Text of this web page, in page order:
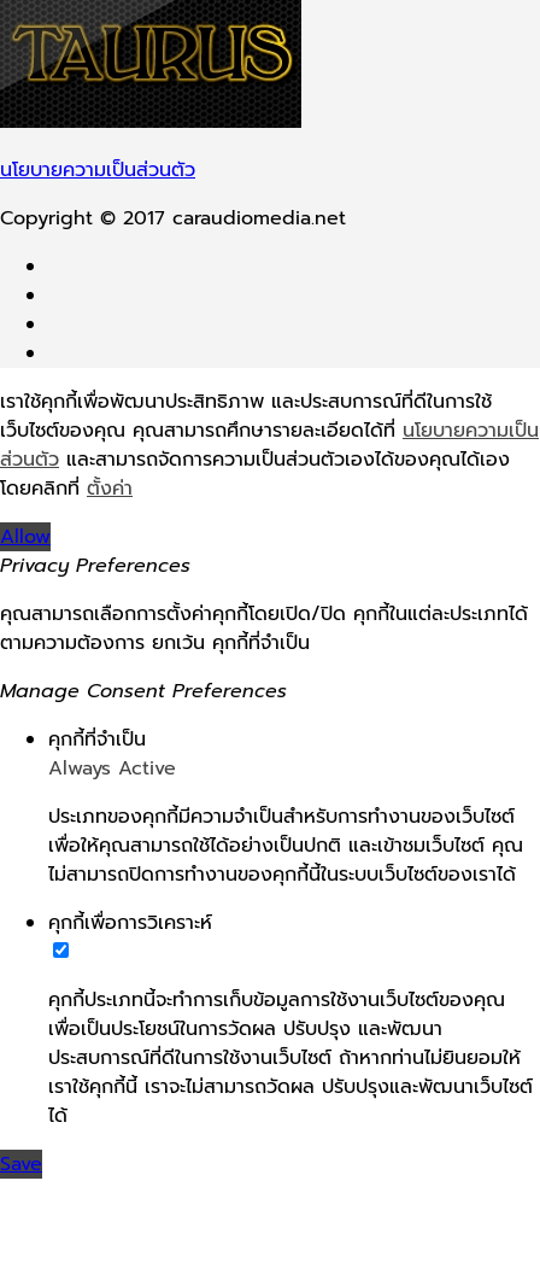
นโยบายความเป็นส่วนตัว
Copyright © 2017 caraudiomedia.net
เราใช้คุกกี้เพื่อพัฒนาประสิทธิภาพ และประสบการณ์ที่ดีในการใช้
เว็บไซต์ของคุณ คุณสามารถศึกษารายละเอียดได้ที่ นโยบายความเป็น
ส่วนตัว และสามารถจัดการความเป็นส่วนตัวเองได้ของคุณได้เอง
โดยคลิกที่ ตั้งค่า
Allow
Privacy Preferences
คุณสามารถเลือกการตั้งค่าคุกกี้โดยเปิด/ปิด คุกกี้ในแต่ละประเภทได้
ตามความต้องการ ยกเว้น คุกกี้ที่จำเป็น
Manage Consent Preferences
คุกกี้ที่จำเป็น
Always Active
ประเภทของคุกกี้มีความจำเป็นสำหรับการทำงานของเว็บไซต์
เพื่อให้คุณสามารถใช้ได้อย่างเป็นปกติ และเข้าชมเว็บไซต์ คุณ
ไม่สามารถปิดการทำงานของคุกกี้นี้ในระบบเว็บไซต์ของเราได้
คุกกี้เพื่อการวิเคราะห์
คุกกี้ประเภทนี้จะทำการเก็บข้อมูลการใช้งานเว็บไซต์ของคุณ
เพื่อเป็นประโยชน์ในการวัดผล ปรับปรุง และพัฒนา
ประสบการณ์ที่ดีในการใช้งานเว็บไซต์ ถ้าหากท่านไม่ยินยอมให้
เราใช้คุกกี้นี้ เราจะไม่สามารถวัดผล ปรับปรุงและพัฒนาเว็บไซต์
ได้
Save